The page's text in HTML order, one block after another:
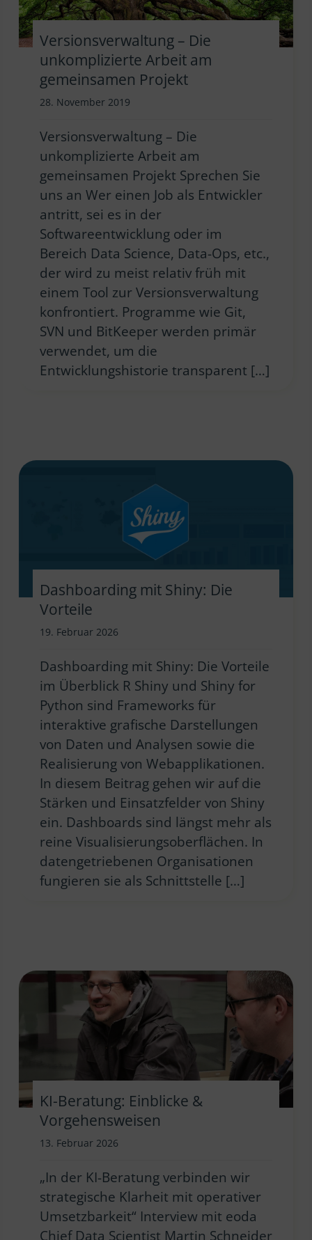
Versionsverwaltung – Die
unkomplizierte Arbeit am
gemeinsamen Projekt
28. November 2019
Versionsverwaltung – Die
unkomplizierte Arbeit am
gemeinsamen Projekt Sprechen Sie
uns an Wer einen Job als Entwickler
antritt, sei es in der
Softwareentwicklung oder im
Bereich Data Science, Data-Ops, etc.,
der wird zu meist relativ früh mit
einem Tool zur Versionsverwaltung
konfrontiert. Programme wie Git,
SVN und BitKeeper werden primär
verwendet, um die
Entwicklungshistorie transparent […]
Dashboarding mit Shiny: Die
Vorteile
19. Februar 2026
Dashboarding mit Shiny: Die Vorteile
im Überblick R Shiny und Shiny for
Python sind Frameworks für
interaktive grafische Darstellungen
von Daten und Analysen sowie die
Realisierung von Webapplikationen.
In diesem Beitrag gehen wir auf die
Stärken und Einsatzfelder von Shiny
ein. Dashboards sind längst mehr als
reine Visualisierungsoberflächen. In
datengetriebenen Organisationen
fungieren sie als Schnittstelle […]
KI-Beratung: Einblicke &
Vorgehensweisen
13. Februar 2026
„In der KI-Beratung verbinden wir
strategische Klarheit mit operativer
Umsetzbarkeit“ Interview mit eoda
Chief Data Scientist Martin Schneider